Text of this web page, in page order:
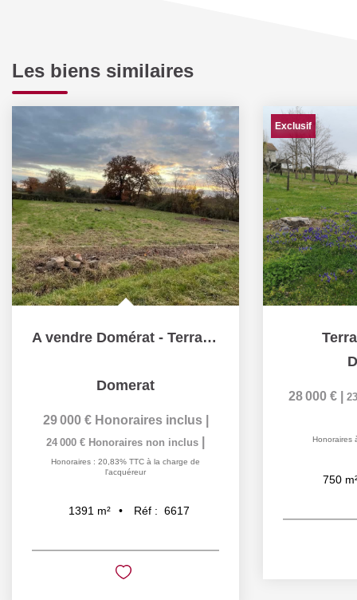
Les biens similaires
A vendre Domérat - Terrain plat constructible de 1391 m² -...
Domerat
29 000 € Honoraires inclus
24 000 € Honoraires non inclus
Honoraires : 20,83% TTC à la charge de
l'acquéreur
1391 m² Réf : 6617
Exclusif
28 000 €
Honoraires
750